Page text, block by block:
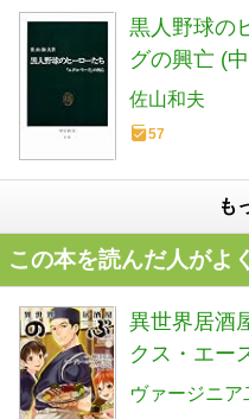
黒人野球の
グの興亡 (
佐山和夫
57
も
この本を読んだ人がよ
異世界居酒
クス・エー
ヴァージニア